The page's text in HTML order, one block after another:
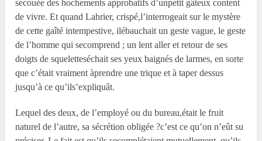
secouée des hochements approbatifs d’unpetit gâteux content
de vivre. Et quand Lahrier, crispé,l’interrogeait sur le mystère
de cette gaîté intempestive, ilébauchait un geste vague, le geste
de l’homme qui secomprend ; un lent aller et retour de ses
doigts de squeletteséchait ses yeux baignés de larmes, en sorte
que c’était vraiment àprendre une trique et à taper dessus
jusqu’à ce qu’ils’expliquât.
Lequel des deux, de l’employé ou du bureau,était le fruit
naturel de l’autre, sa sécrétion obligée ?c’est ce qu’on n’eût su